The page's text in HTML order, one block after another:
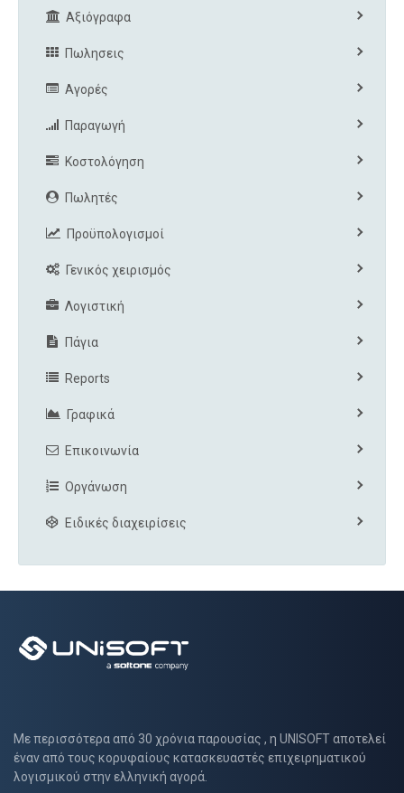
Αξιόγραφα
Πωλησεις
Αγορές
Παραγωγή
Κοστολόγηση
Πωλητές
Προϋπολογισμοί
Γενικός χειρισμός
Λογιστική
Πάγια
Reports
Γραφικά
Επικοινωνία
Οργάνωση
Ειδικές διαχειρίσεις
Με περισσότερα από 30 χρόνια παρουσίας , η UNISOFT αποτελεί
έναν από τους κορυφαίους κατασκευαστές επιχειρηματικού
λογισμικού στην ελληνική αγορά.